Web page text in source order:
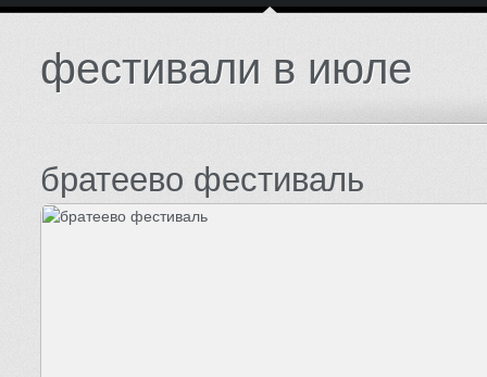
фестивали в июле
братеево фестиваль